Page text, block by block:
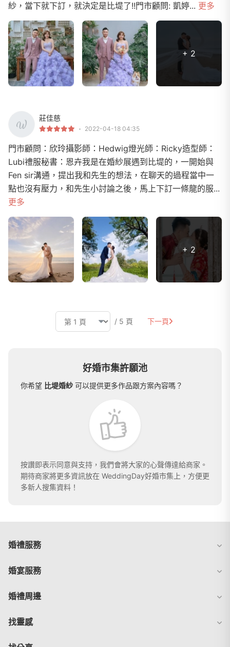
好婚市集許願池
你希望 比堤婚紗 可以提供更多作品跟方案內容嗎？
按讚即表示同意與支持，我們會將大家的心聲傳達給商家。
期待商家將更多資訊放在 WeddingDay好婚市集上，方便更
多新人搜集資料！
紗，當下就下訂，就決定是比堤了!!門市顧問: 凱婷... 更多
+ 2
莊佳慈
2022-04-18 04:35
門市顧問：欣玲攝影師：Hedwig燈光師：Ricky造型師：
Lubi禮服秘書：恩卉我是在婚紗展遇到比堤的，一開始與
Fen sir溝通，提出我和先生的想法，在聊天的過程當中一
點也沒有壓力，和先生小討論之後，馬上下訂一條龍的服...
更多
+ 2
/ 5 頁 下一頁
婚禮服務
婚宴服務
婚禮周邊
找靈感